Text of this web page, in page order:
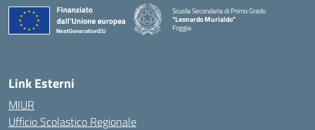
Scuola Secondaria di Primo Grado
"Leonardo Murialdo"
Foggia
— Visita la pagina iniziale della scuola
Link Esterni
MIUR
Ufficio Scolastico Regionale